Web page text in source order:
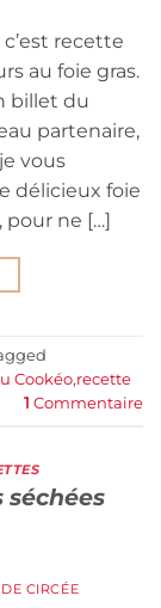
recette
au foie gras.
billet du
partenaire,
vous
délicieux foie
pour ne […]
Cookéo,recette
1 Commentaire
CIRCÉE